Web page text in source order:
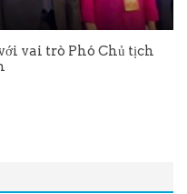
vai trò Phó Chủ tịch